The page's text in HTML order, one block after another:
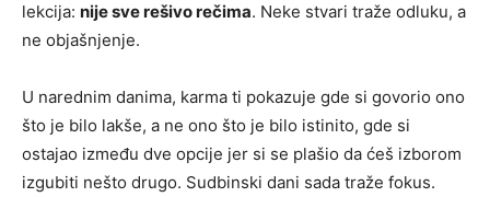
lekcija: nije sve rešivo rečima. Neke stvari traže odluku, a
ne objašnjenje.
U narednim danima, karma ti pokazuje gde si govorio ono
što je bilo lakše, a ne ono što je bilo istinito, gde si
ostajao između dve opcije jer si se plašio da ćeš izborom
izgubiti nešto drugo. Sudbinski dani sada traže fokus.